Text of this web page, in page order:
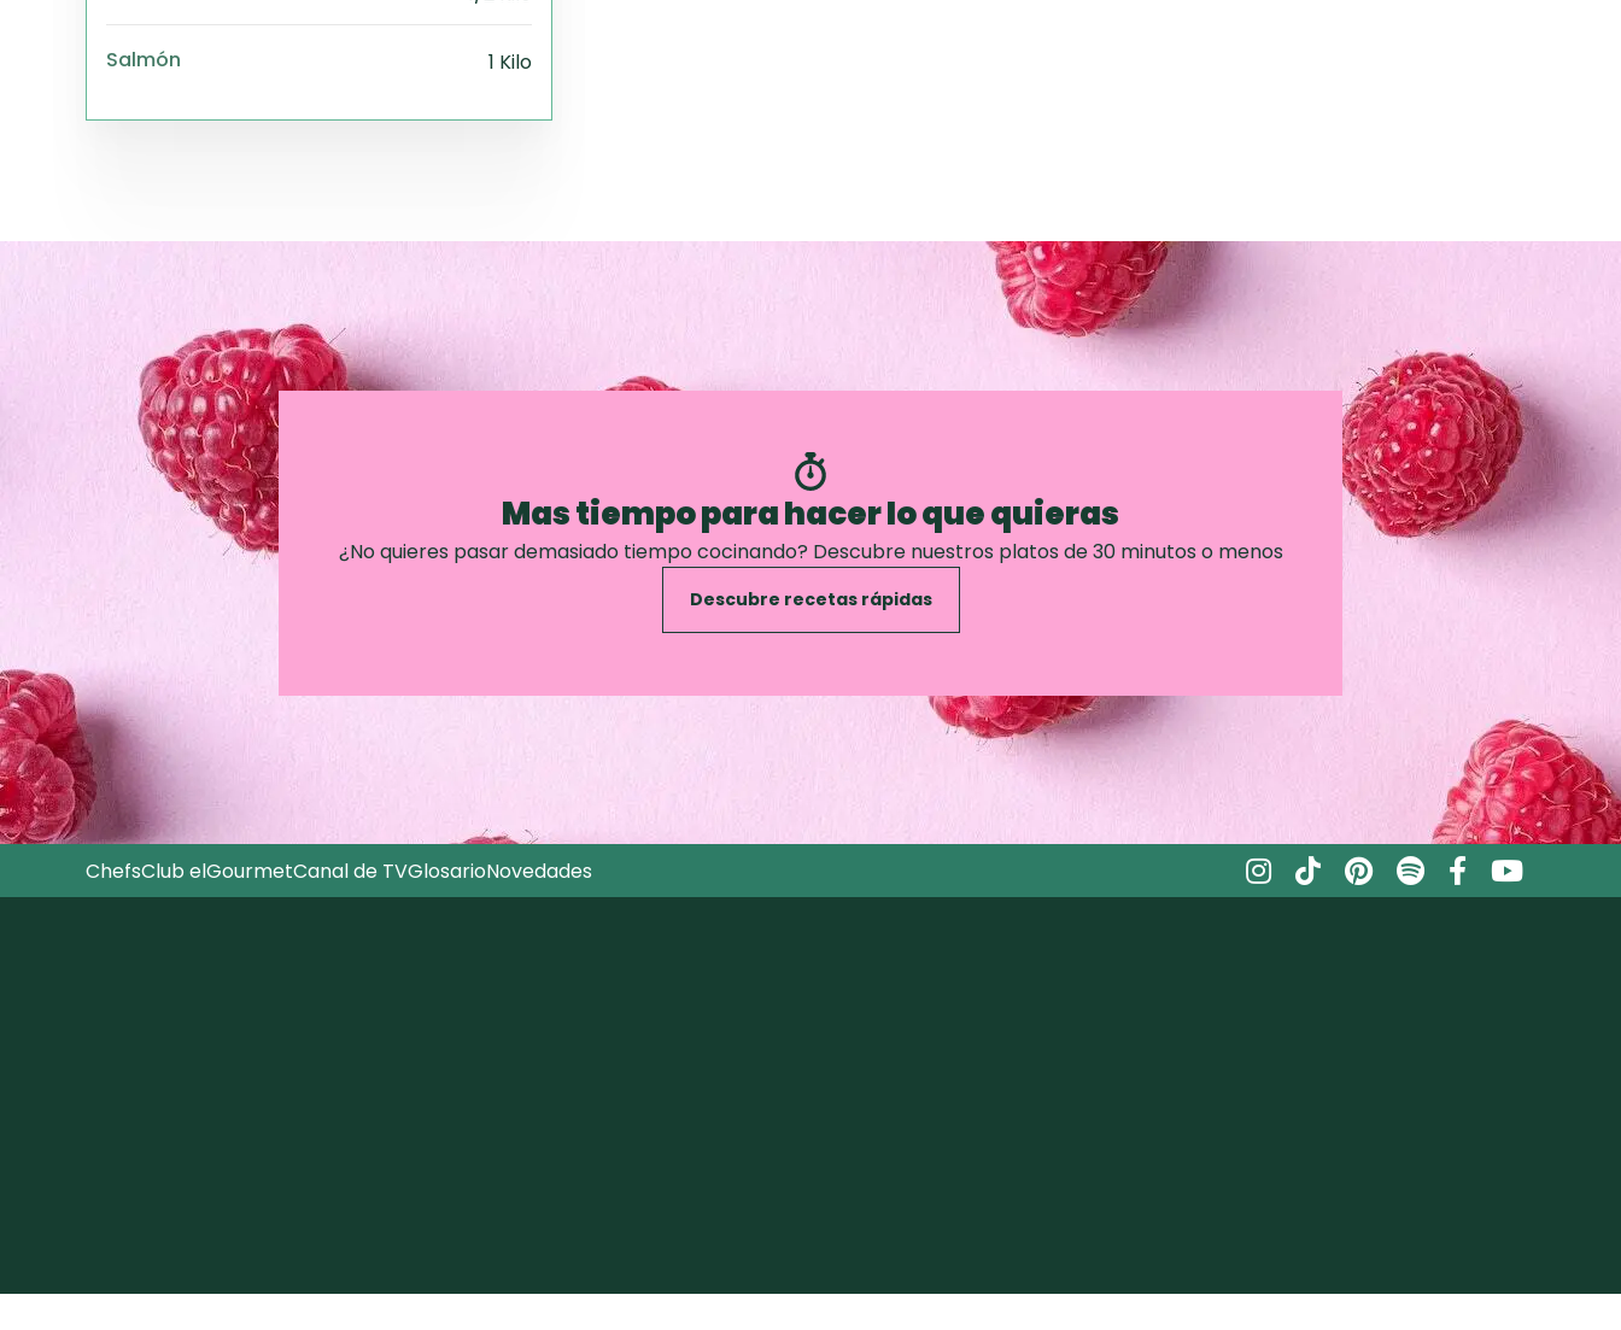
Salmón 1 Kilo
Mas tiempo para hacer lo que quieras
¿No quieres pasar demasiado tiempo cocinando? Descubre nuestros platos de 30 minutos o menos
Descubre recetas rápidas
ChefsClub elGourmetCanal de TVGlosarioNovedades